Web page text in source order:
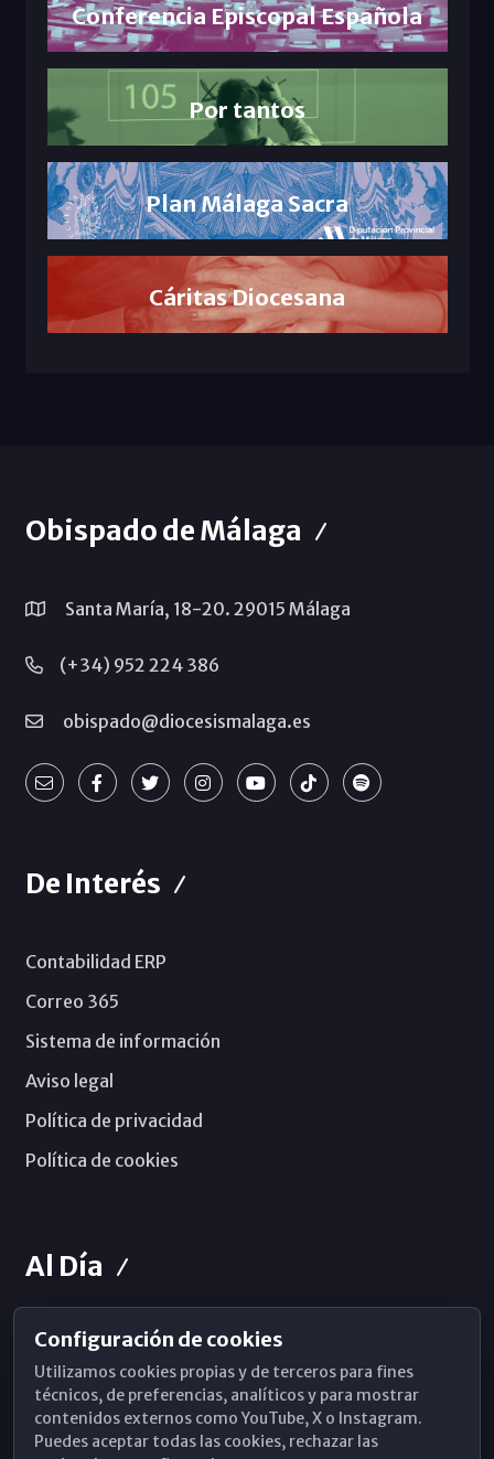
Conferencia Episcopal Española
Por tantos
Plan Málaga Sacra
Cáritas Diocesana
Obispado de Málaga
Santa María, 18-20. 29015 Málaga
(+34) 952 224 386
obispado@diocesismalaga.es
De Interés
Contabilidad ERP
Correo 365
Sistema de información
Aviso legal
Política de privacidad
Política de cookies
Al Día
Horarios de Misa
Hemeroteca
WhatsApp
Configuración de cookies
Utilizamos cookies propias y de terceros para fines
técnicos, de preferencias, analíticos y para mostrar
contenidos externos como YouTube, X o Instagram.
Puedes aceptar todas las cookies, rechazar las